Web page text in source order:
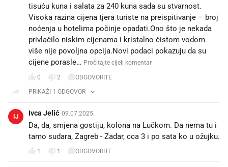
tisuću kuna i salata za 240 kuna sada su stvarnost.
Visoka razina cijena tjera turiste na preispitivanje – broj
noćenja u hotelima počinje opadati.Ono što je nekada
privlačilo niskim cijenama i kristalno čistom vodom
više nije povoljna opcija.Novi podaci pokazuju da su
cijene porasle… Pročitajte cijeli komentar
0 2
ODGOVORITE
PRIKAŽI 1 ODGOVOR
IJ Ivca Jelić 09.07.2025.
Da, da, smjena gostiju, kolona na Lučkom. Da nema tu i
tamo sudara, Zagreb - Zadar, cca 3 i po sata ko u ožujku.
1 1 ODGOVORITE